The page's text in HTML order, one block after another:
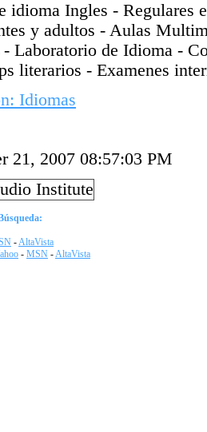
idioma Ingles - Regulares
y adultos - Aulas
Laboratorio de Idioma -
literarios - Examenes
Idiomas
21, 2007 08:57:03 PM
-AltaVista
- MSN -AltaVista